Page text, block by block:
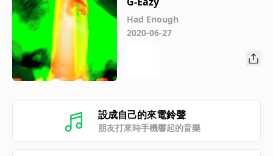
Had Enough
2020-06-27
設成自己的來電鈴聲
朋友打來時手機響起的音樂